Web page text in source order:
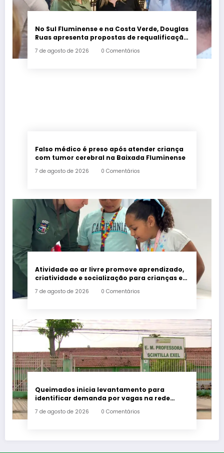
No Sul Fluminense e na Costa Verde, Douglas
Ruas apresenta propostas de requalificação
7 de agosto de 2026 0 Comentários
Falso médico é preso após atender criança
com tumor cerebral na Baixada Fluminense
7 de agosto de 2026 0 Comentários
Atividade ao ar livre promove aprendizado,
criatividade e socialização para crianças e
7 de agosto de 2026 0 Comentários
Queimados inicia levantamento para
identificar demanda por vagas na rede
7 de agosto de 2026 0 Comentários